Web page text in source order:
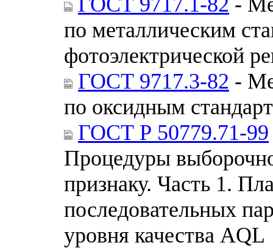
по металлическим
фотоэлектрической
ГОСТ 9717.3-82 -
по оксидным
ГОСТ Р 50779.71-99
Процедуры
признаку. Часть 1.
последовательных
уровня качества AQL